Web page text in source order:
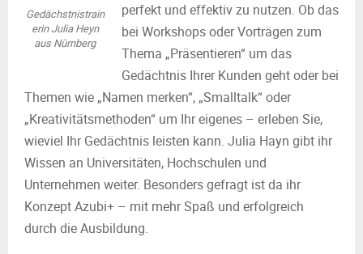
Gedächstnistrain
erin Julia Heyn
aus Nürnberg
perfekt und effektiv zu nutzen. Ob das
bei Workshops oder Vorträgen zum
Thema „Präsentieren“ um das
Gedächtnis Ihrer Kunden geht oder bei
Themen wie „Namen merken“, „Smalltalk“ oder
„Kreativitätsmethoden“ um Ihr eigenes – erleben Sie,
wieviel Ihr Gedächtnis leisten kann. Julia Hayn gibt ihr
Wissen an Universitäten, Hochschulen und
Unternehmen weiter. Besonders gefragt ist da ihr
Konzept Azubi+ – mit mehr Spaß und erfolgreich
durch die Ausbildung.